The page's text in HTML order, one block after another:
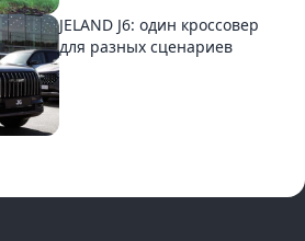
JELAND J6: один кроссовер
для разных сценариев